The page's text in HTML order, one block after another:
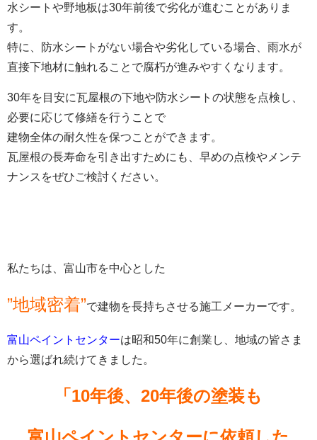
水シートや野地板は30年前後で劣化が進むことがありま
す。
特に、防水シートがない場合や劣化している場合、雨水が
直接下地材に触れることで腐朽が進みやすくなります。
30年を目安に瓦屋根の下地や防水シートの状態を点検し、
必要に応じて修繕を行うことで
建物全体の耐久性を保つことができます。
瓦屋根の長寿命を引き出すためにも、早めの点検やメンテ
ナンスをぜひご検討ください。
私たちは、富山市を中心とした
”地域密着”で建物を長持ちさせる施工メーカーです。
富山ペイントセンターは昭和50年に創業し、地域の皆さま
から選ばれ続けてきました。
「10年後、20年後の塗装も